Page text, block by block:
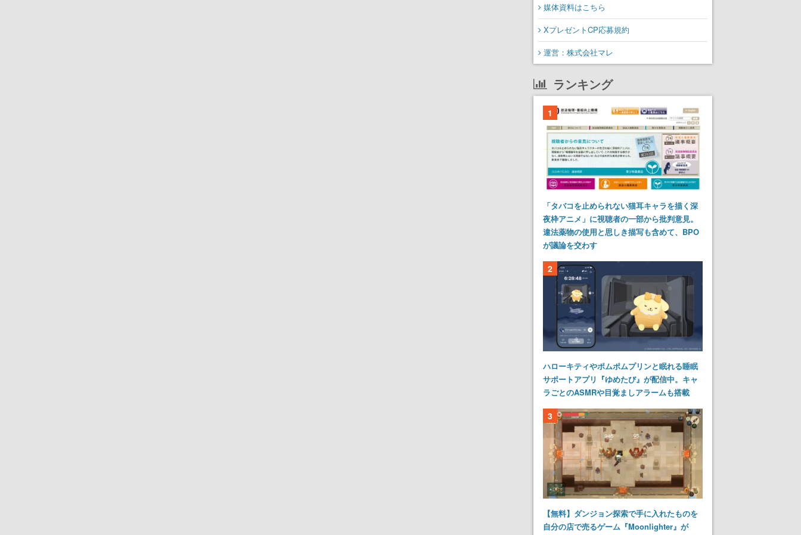
媒体資料はこちら
XプレゼントCP応募規約
運営：株式会社マレ
ランキング
1
「タバコを止められない猫耳キャラを描く深
夜枠アニメ」に視聴者の一部から批判意見。
違法薬物の使用と思しき描写も含めて、BPO
が議論を交わす
2
ハローキティやポムポムプリンと眠れる睡眠
サポートアプリ『ゆめたび』が配信中。キャ
ラごとのASMRや目覚ましアラームも搭載
3
【無料】ダンジョン探索で手に入れたものを
自分の店で売るゲーム『Moonlighter』が